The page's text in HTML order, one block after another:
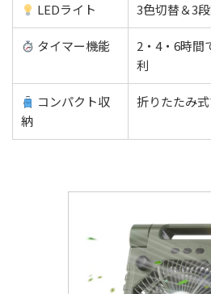
LEDライト 3色切替＆3
タイマー機能
2・4・6時間
利
コンパクト収
納
折りたたみ